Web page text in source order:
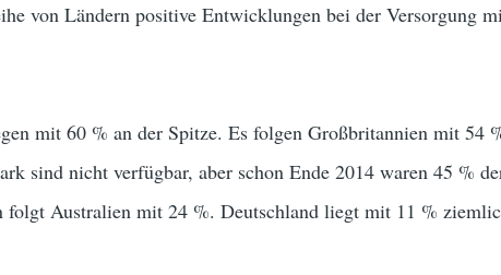
von Ländern positive Entwicklungen bei der Versorgung
mit 60 % an der Spitze. Es folgen Großbritannien mit 54
sind nicht verfügbar, aber schon Ende 2014 waren 45 %
folgt Australien mit 24 %. Deutschland liegt mit 11 %